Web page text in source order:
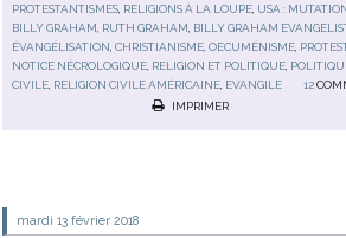
PROTESTANTISMES RELIGIONS À LA LOUPE USA :
BILLY GRAHAM RUTH GRAHAM BILLY GRAHAM
ÉVANGÉLISATION ,CHRISTIANISME ,OECUMÉNISME
NOTICE NÉCROLOGIQUE RELIGION ET POLITIQUE
CIVILE RELIGION CIVILE AMÉRICAINE EVANGILE 12
IMPRIMER
mardi 13 février 2018